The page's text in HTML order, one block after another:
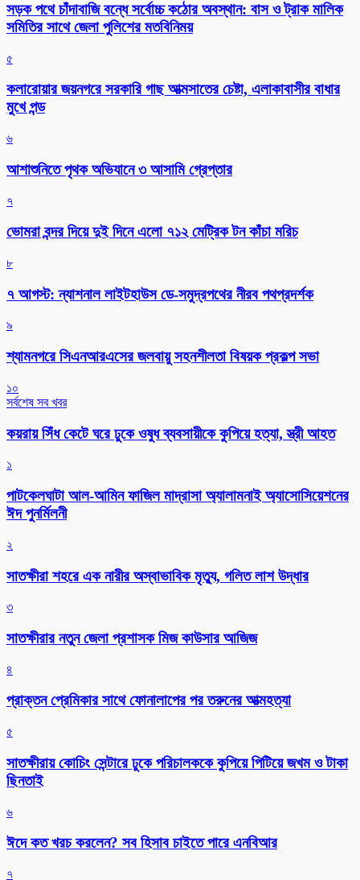
সড়ক পথে চাঁদাবাজি বন্ধে সর্বোচ্চ কঠোর অবস্থান: বাস ও ট্রাক মালিক
সমিতির সাথে জেলা পুলিশের মতবিনিময়
৫
কলারোয়ার জয়নগরে সরকারি গাছ আত্মসাতের চেষ্টা, এলাকাবাসীর বাধার
মুখে পন্ড
৬
আশাশুনিতে পৃথক অভিযানে ৩ আসামি গ্রেপ্তার
৭
ভোমরা বন্দর দিয়ে দুই দিনে এলো ৭১২ মেট্রিক টন কাঁচা মরিচ
৮
৭ আগস্ট: ন্যাশনাল লাইটহাউস ডে-সমুদ্রপথের নীরব পথপ্রদর্শক
৯
শ্যামনগরে সিএনআরএসের জলবায়ু সহনশীলতা বিষয়ক প্রকল্প সভা
১০
সর্বশেষ সব খবর
কয়রায় সিঁধ কেটে ঘরে ঢুকে ওষুধ ব্যবসায়ীকে কুপিয়ে হত্যা, স্ত্রী আহত
১
পাটকেলঘাটা আল-আমিন ফাজিল মাদ্রাসা অ্যালামনাই অ্যাসোসিয়েশনের
ঈদ পুনর্মিলনী
২
সাতক্ষীরা শহরে এক নারীর অস্বাভাবিক মৃত্যু, গলিত লাশ উদ্ধার
৩
সাতক্ষীরার নতুন জেলা প্রশাসক মিজ কাউসার আজিজ
৪
প্রাক্তন প্রেমিকার সাথে ফোনালাপের পর তরুনের আত্মহত্যা
৫
সাতক্ষীরায় কোচিং সেন্টারে ঢুকে পরিচালককে কুপিয়ে পিটিয়ে জখম ও টাকা
ছিনতাই
৬
ঈদে কত খরচ করলেন? সব হিসাব চাইতে পারে এনবিআর
৭